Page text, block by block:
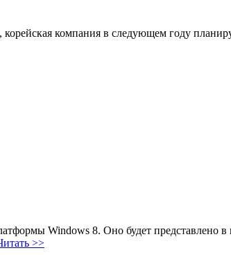
компания в следующем году
Windows 8. Оно будет представлено
>>